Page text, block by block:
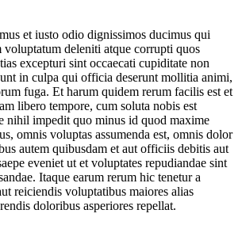
et iusto odio dignissimos ducimus qui
voluptatum deleniti atque corrupti quos
excepturi sint occaecati cupiditate non
in culpa qui officia deserunt mollitia animi,
fuga. Et harum quidem rerum facilis est et
libero tempore, cum soluta nobis est
nihil impedit quo minus id quod maxime
omnis voluptas assumenda est, omnis dolor
autem quibusdam et aut officiis debitis aut
eveniet ut et voluptates repudiandae sint
Itaque earum rerum hic tenetur a
reiciendis voluptatibus maiores alias
doloribus asperiores repellat.